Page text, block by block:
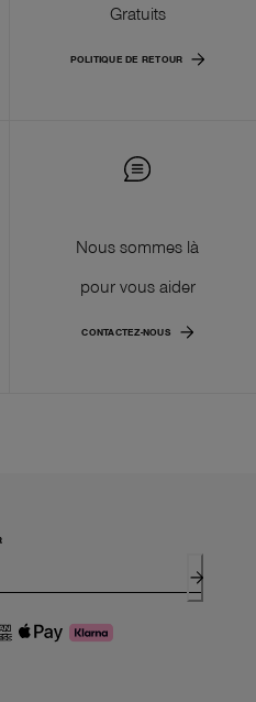
Gratuits
POLITIQUE DE RETOUR
Nous sommes là
pour vous aider
CONTACTEZ-NOUS